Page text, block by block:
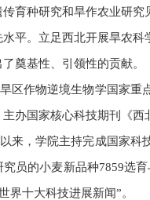
传育种研究和旱作农业研
平。立足西北开展旱农
奠基性、引领性的贡献。
区作物逆境生物学国家重
办国家核心科技期刊《西
来，学院主持完成国家科
究员的小麦新品种7859选
界十大科技进展新闻”。